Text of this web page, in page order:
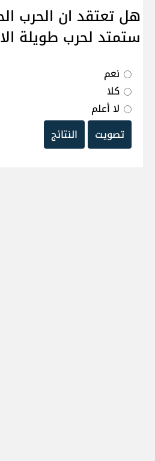
هل تعتقد ان الحرب
ستمتد لحرب طويلة
نعم
كلا
لا أعلم
تصويت
النتائج